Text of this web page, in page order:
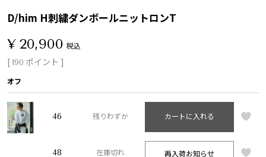
D/him H刺繍ダンボールニットロンT
¥ 20,900 税込
[190 ポイント ]
オフ
46 残りわずか カートに入れる
48 在庫切れ 再入荷お知らせ